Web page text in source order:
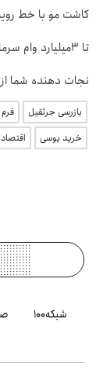
کاشت مو با خط
تا 3میلیارد وام سرمایه در گردش فروشندگان => فروشگاهت رو ثبت کن
نجات دهنده شما از
بازرسی جرثقیل فرم
خرید یوسی
شبکه۱۰۰